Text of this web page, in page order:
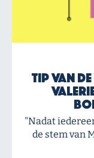
Tip van
"Nadat
de stem van